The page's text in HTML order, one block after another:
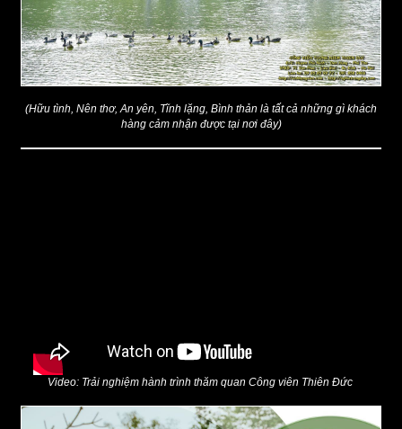
(Hữu tình, Nên thơ, An yên, Tĩnh lặng, Bình thản là tất cả những gì khách
hàng cảm nhận được tại nơi đây)
Video: Trải nghiệm hành trình thăm quan Công viên Thiên Đức